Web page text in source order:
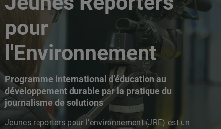
pour
l'Environnement
Programme international d’éducation au
développement durable par la pratique du
journalisme de solutions
Jeunes reporters pour l’environnement (JRE) est un